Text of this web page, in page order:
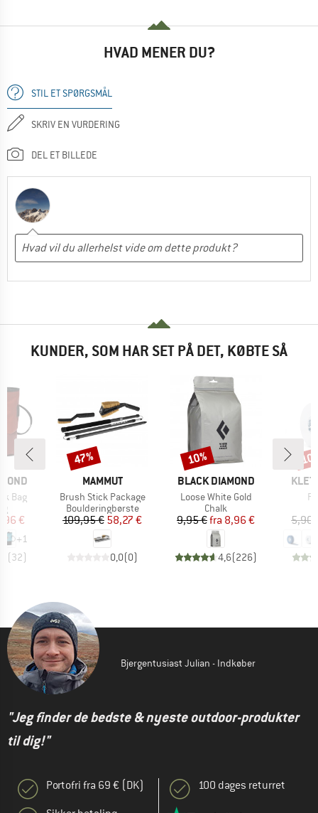
HVAD MENER DU?
STIL ET SPØRGSMÅL
SKRIV EN VURDERING
DEL ET BILLEDE
KUNDER, SOM HAR SET PÅ DET, KØBTE SÅ
Bag
pris
€
+1
(32)
MÆRKE
MAMMUT
Artikel
Brush Stick Package
Produktgruppe
Boulderingbørste
Pris
109,95 €Nedsat pris
58,27 €
0,0(0)
Rabat
47%
MÆRKE
BLACK DIAMOND
Artikel
Loose White Gold
Produktgruppe
Chalk
Pris
9,95 € Nedsat pris
fra 8,96 €
4,6(226)
Rabat
10%
5,90
Bjergentusiast Julian - Indkøber
"Jeg finder de bedste & nyeste outdoor-produkter
til dig!"
Portofri fra 69 € (DK)
100 dages returret